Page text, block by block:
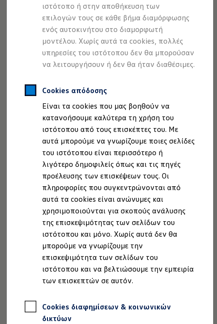
ιστότοπο ή στην αποθήκευση των
επιλογών τους σε κάθε βήμα διαμόρφωσης
ενός αυτοκινήτου στο διαμορφωτή
μοντέλου. Χωρίς αυτά τα cookies, πολλές
υπηρεσίες του ιστότοπου δεν θα μπορούσαν
να λειτουργήσουν ή δεν θα ήταν διαθέσιμες.
Cookies απόδοσης
Είναι τα cookies που μας βοηθούν να
κατανοήσουμε καλύτερα τη χρήση του
ιστότοπου από τους επισκέπτες του. Με
αυτά μπορούμε να γνωρίζουμε ποιες σελίδες
του ιστότοπου είναι περισσότερο ή
λιγότερο δημοφιλείς όπως και τις πηγές
προέλευσης των επισκέψεων τους. Οι
πληροφορίες που συγκεντρώνονται από
αυτά τα cookies είναι ανώνυμες και
χρησιμοποιούνται για σκοπούς ανάλυσης
της επισκεψιμότητας των σελίδων του
ιστότοπου και μόνο. Χωρίς αυτά δεν θα
μπορούμε να γνωρίζουμε την
επισκεψιμότητα των σελίδων του
ιστότοπου και να βελτιώσουμε την εμπειρία
των επισκεπτών σε αυτόν.
Cookies διαφημίσεων & κοινωνικών
δικτύων
Πόσο μακριά μπορώ να φτάσω;
Πώς μπορώ να πληρώσω;
Πώς μπορώ να φορτίσω;
Η αντλία θερμότητας στα ID.
Η λειτουργία ανάκτησης ενέργειας κατά την
Το σύστημα πέδησης στα ID.
Διαθέσιμα νέα και μεταχειρισμένα αυτοκίνητα
Διαθέσιμα νέα αυτοκίνητα
Χρηματοδότηση και Leasing
Volkswagen Easy Living
Χρηματοδότηση Auto Credit
Χρηματοδότηση Classic Credit
Καινοτόμες Τεχνολογίες
Ιδιοκτήτες και υπηρεσίες After Sales
myVolkswagen
Service και γνήσια ανταλλακτικά
Επιθεώρηση & ΚΤΕΟ
Επισκευές & έλεγχοι
Λιπαντικά κινητήρα και υγρά
Τροχοί και ελαστικά
Οδική Βοήθεια
Volkswagen Service
Ανταλλακτικά Volkswagen
Γνήσια αξεσουάρ Volkswagen
Γνήσια αξεσουάρ Volkswagen ειδικά για κάθε
Εσωτερική και εξωτερική προστασία
Λύσεις μεταφοράς και αποσκευών
Ψυχαγωγία και ηλεκτρονικές συσκευές
Εξατομίκευση
Επιτοίχιος σταθμός φόρτισης και καλώδια
Συλλογές Lifestyle
Εφαρμογές Volkswagen, σύνδεση και
Σύνδεση κινητού τηλεφώνου και οχήματος
, 2 από 3
Νομική Σημείωση Προστασία Δεδομένων
Πληροφορίες Ασφαλείας Προϊόντων
Volkswagen AG (Στοιχεία έκδοσης και νομικά κείμενα)